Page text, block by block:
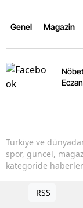
Genel Magazin
Türkiye ve
spor, güncel,
kategoride
RSS